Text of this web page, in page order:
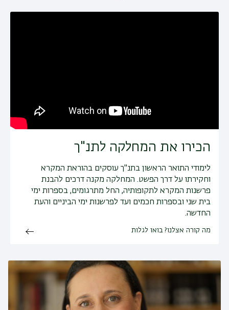
הכירו את המחלקה לתנ"ך
לימודי התואר הראשון בתנ"ך עוסקים בהוראת המקרא
וחקירתו על דרך הפשט. המחלקה מקנה דרכים להבנת
פרשנות המקרא לתקופותיה, החל מתרגומים, בספרות ימי
בית שני ובספרות חכמים ועד לפרשנות ימי הביניים והעת
החדשה.
מה קורה אצלנו? בואו לגלות